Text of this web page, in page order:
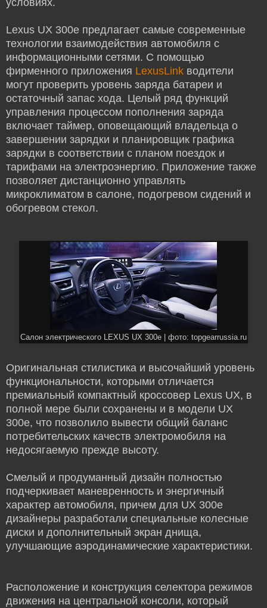
Lexus UX 300e предлагает самые современные
технологии взаимодействия автомобиля с
информационными сетями. С помощью
фирменного приложения LexusLink водители
могут проверить уровень заряда батареи и
остаточный запас хода. Целый ряд функций
управления процессом пополнения заряда
включает таймер, оповещающий владельца о
завершении зарядки и планировщик графика
зарядки в соответствии с планом поездок и
тарифами на электроэнергию. Приложение также
позволяет дистанционно управлять
микроклиматом в салоне, подогревом сидений и
обогревом стекол.
Салон электрического LEXUS UX 300e | фото: topgearrussia.ru
Оригинальная стилистика и высочайший уровень
функциональности, которыми отличается
премиальный компактный кроссовер Lexus UX, в
полной мере были сохранены и в модели UX
300e, что позволило вывести общий баланс
потребительских качеств электромобиля на
недосягаемую прежде высоту.
Смелый и продуманный дизайн полностью
подчеркивает маневренность и энергичный
характер автомобиля, причем для UX 300e
дизайнеры разработали специальные колесные
диски и дополнительный экран днища,
улучшающие аэродинамические характеристики.
Расположение и конструкция селектора режимов
движения на центральной консоли, который